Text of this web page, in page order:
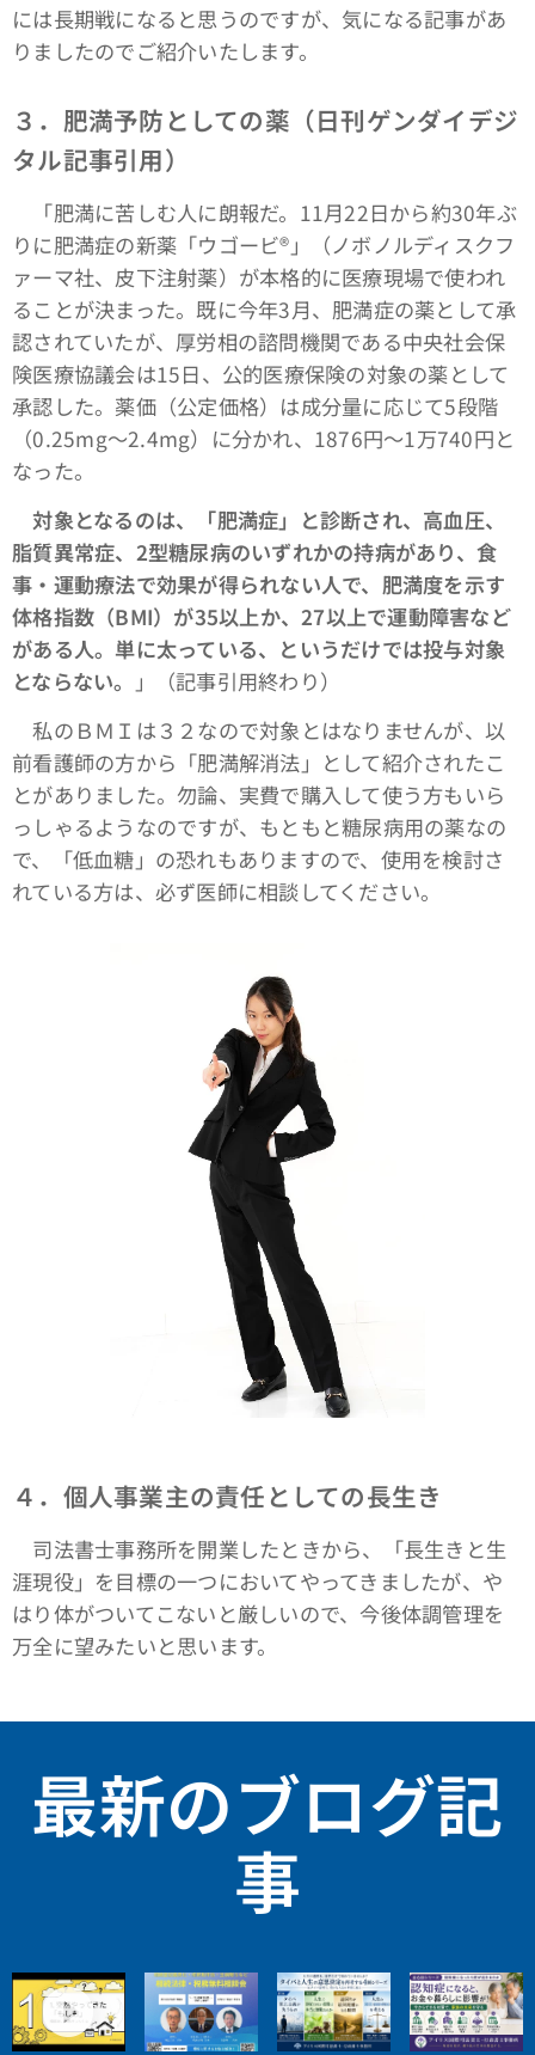
には長期戦になると思うのですが、気になる記事があ
りましたのでご紹介いたします。
３．肥満予防としての薬（日刊ゲンダイデジ
タル記事引用）
「肥満に苦しむ人に朗報だ。11月22日から約30年ぶ
りに肥満症の新薬「ウゴービ®」（ノボノルディスクフ
ァーマ社、皮下注射薬）が本格的に医療現場で使われ
ることが決まった。既に今年3月、肥満症の薬として承
認されていたが、厚労相の諮問機関である中央社会保
険医療協議会は15日、公的医療保険の対象の薬として
承認した。薬価（公定価格）は成分量に応じて5段階
（0.25mg～2.4mg）に分かれ、1876円～1万740円と
なった。
対象となるのは、「肥満症」と診断され、高血圧、
脂質異常症、2型糖尿病のいずれかの持病があり、食
事・運動療法で効果が得られない人で、肥満度を示す
体格指数（BMI）が35以上か、27以上で運動障害など
がある人。単に太っている、というだけでは投与対象
とならない。
」（記事引用終わり）
私のＢＭＩは３２なので対象とはなりませんが、以
前看護師の方から「肥満解消法」として紹介されたこ
とがありました。勿論、実費で購入して使う方もいら
っしゃるようなのですが、もともと糖尿病用の薬なの
で、「低血糖」の恐れもありますので、使用を検討さ
れている方は、必ず医師に相談してください。
４．個人事業主の責任としての長生き
司法書士事務所を開業したときから、「長生きと生
涯現役」を目標の一つにおいてやってきましたが、や
はり体がついてこないと厳しいので、今後体調管理を
万全に望みたいと思います。
最新のブログ記
事